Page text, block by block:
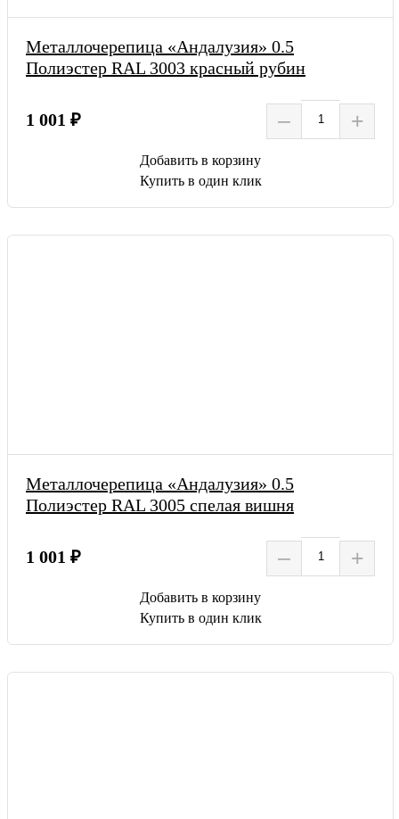
Металлочерепица «Андалузия» 0.5
Полиэстер RAL 3003 красный рубин
1 001 ₽ – +
Добавить в корзину
Купить в один клик
Металлочерепица «Андалузия» 0.5
Полиэстер RAL 3005 спелая вишня
1 001 ₽ – +
Добавить в корзину
Купить в один клик